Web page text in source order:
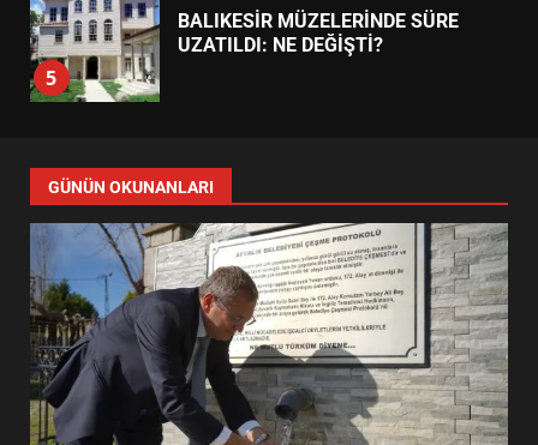
5
BALIKESİR MÜZELERİNDE SÜRE
UZATILDI: NE DEĞİŞTİ?
6
TURNUVASI KAYITLARI NEYİ
DEĞİŞTİRİYOR?
7
BURHANİYE BELEDİYESPOR’DA
YENİ YÖNETİM NASIL
ŞEKİLLENDİ?
GÜNÜN OKUNANLARI